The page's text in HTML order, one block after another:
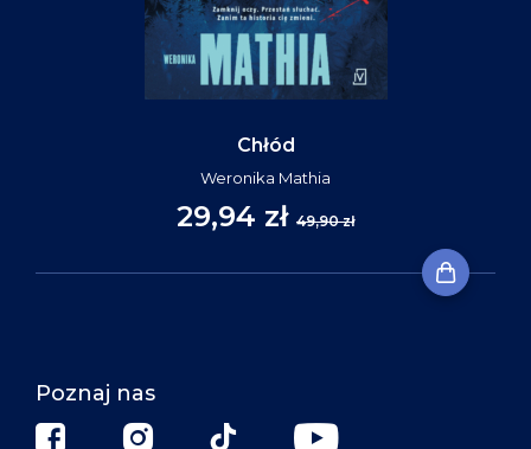
Chłód
Weronika Mathia
29,94 zł 49,90 zł
Poznaj nas